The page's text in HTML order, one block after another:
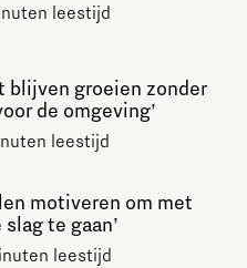
leestijd
blijven groeien zonder
de omgeving’
leestijd
motiveren om met
te gaan’
leestijd